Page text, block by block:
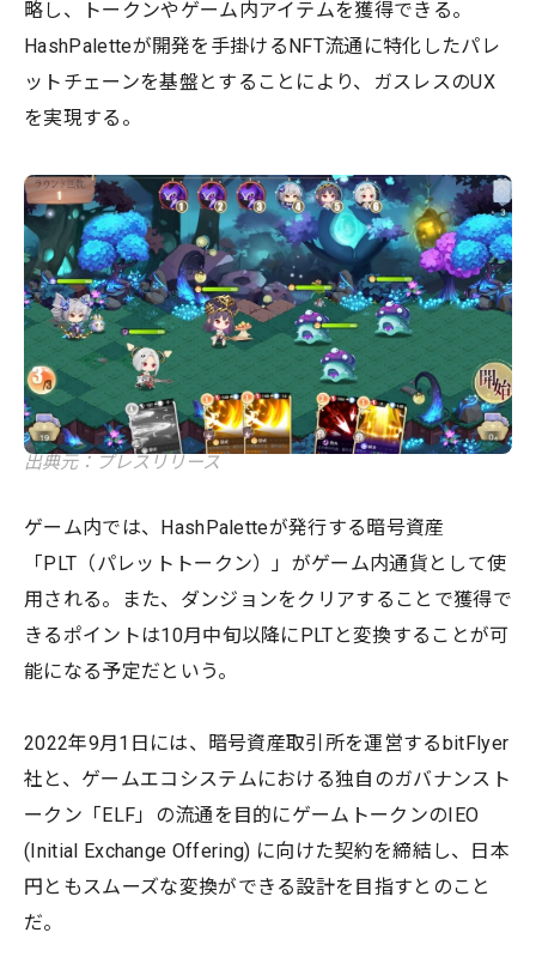
略し、トークンやゲーム内アイテムを獲得できる。
HashPaletteが開発を手掛けるNFT流通に特化したパレ
ットチェーンを基盤とすることにより、ガスレスのUX
を実現する。
出典元：プレスリリース
ゲーム内では、HashPaletteが発行する暗号資産
「PLT（パレットトークン）」がゲーム内通貨として使
用される。また、ダンジョンをクリアすることで獲得で
きるポイントは10月中旬以降にPLTと変換することが可
能になる予定だという。
2022年9月1日には、暗号資産取引所を運営するbitFlyer
社と、ゲームエコシステムにおける独自のガバナンスト
ークン「ELF」の流通を目的にゲームトークンのIEO
(Initial Exchange Offering) に向けた契約を締結し、日本
円ともスムーズな変換ができる設計を目指すとのこと
だ。